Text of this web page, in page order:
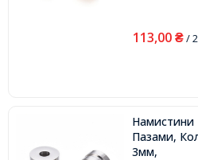
113,00 ₴/
Намистини
Пазами,
3мм,